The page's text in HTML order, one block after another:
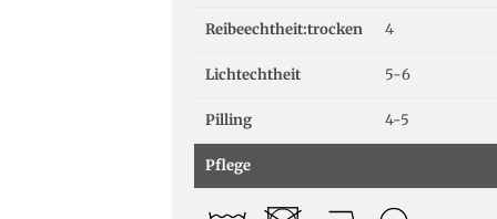
Reibeechtheit:trocken 4
Lichtechtheit 5-6
Pilling 4-5
Pflege